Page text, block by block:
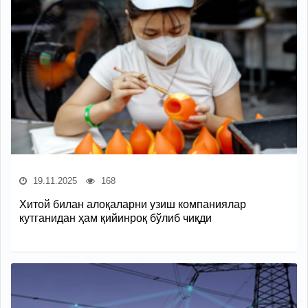
19.11.2025 168
Хитой билан алоқаларни узиш компаниялар
кутганидан ҳам қийинроқ бўлиб чиқди